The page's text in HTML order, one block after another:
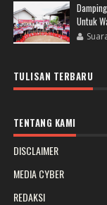
Untuk
TULISAN TERBARU
TENTANG KAMI
DISCLAIMER
MEDIA CYBER
REDAKSI